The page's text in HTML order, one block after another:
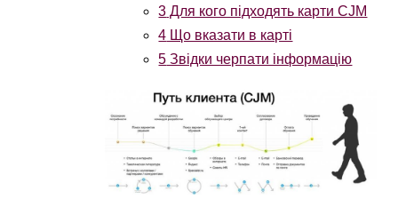
3 Для кого підходять карти CJM
4 Що вказати в карті
5 Звідки черпати інформацію